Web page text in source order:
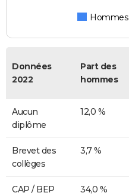
Hommes
Données
2022
Part des
hommes
Aucun
diplôme
12,0 %
Brevet des
collèges
3,7 %
CAP / BEP 34,0 %